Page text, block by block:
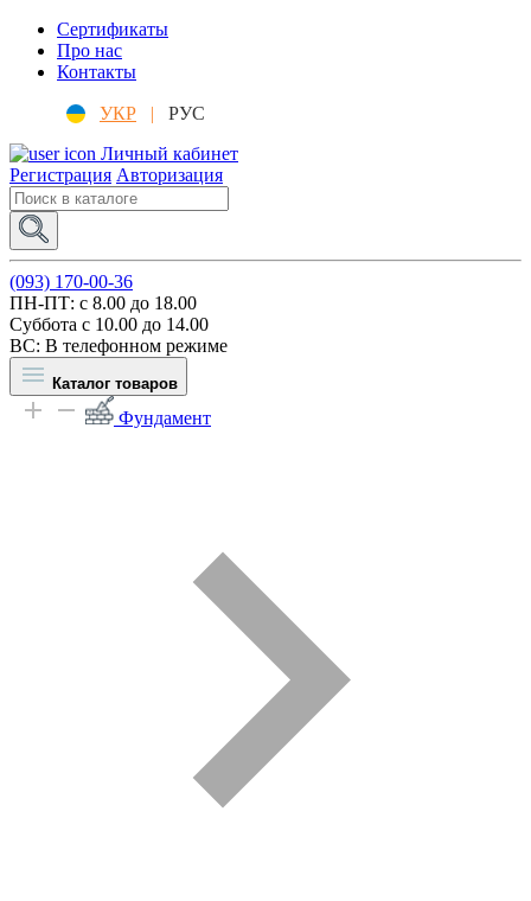
Сертификаты
Про нас
Контакты
УКР |
РУС
Личный кабинет
Регистрация Авторизация
(093) 170-00-36
ПН-ПТ: c 8.00 до 18.00
Суббота с 10.00 до 14.00
ВС: В телефонном режиме
Каталог товаров
Фундамент